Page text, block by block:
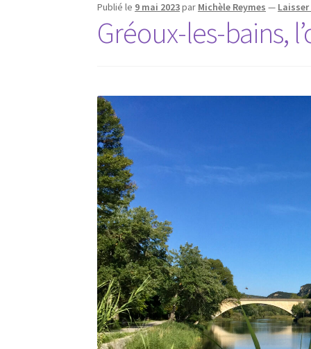
Publié le 9 mai 2023par Michèle Reymes —
Gréoux-les-bains,